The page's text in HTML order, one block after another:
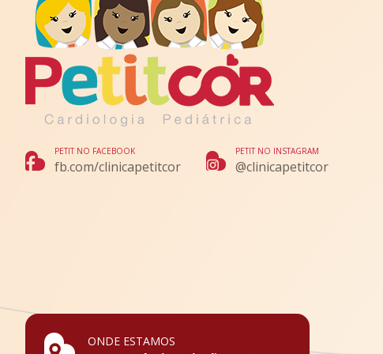
PETIT NO FACEBOOK
fb.com/clinicapetitcor
PETIT NO INSTAGRAM
@clinicapetitcor
ONDE ESTAMOS